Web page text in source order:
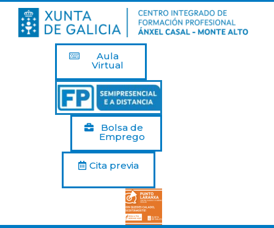
Aula
Virtual
Bolsa de
Emprego
Cita previa